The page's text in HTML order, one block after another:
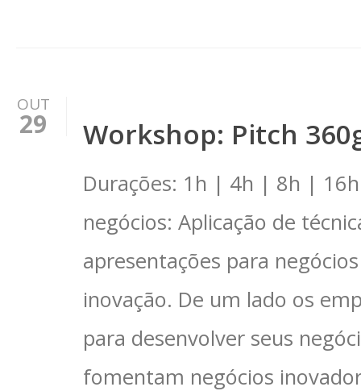
OUT
29 Workshop: Pitch
Durações: 1h | 4h | 8h |
negócios: Aplicação de
apresentações para
inovação. De um lado os
para desenvolver seus
fomentam negócios